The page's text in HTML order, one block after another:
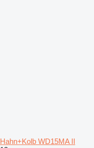
Hahn+Kolb WD15MA II